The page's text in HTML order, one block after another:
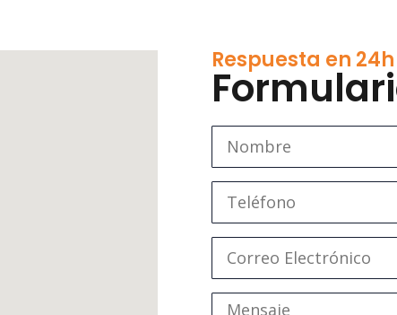
Respuesta en 24h